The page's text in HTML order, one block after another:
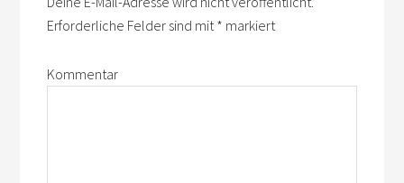
Erforderliche Felder sind mit* markiert
Kommentar